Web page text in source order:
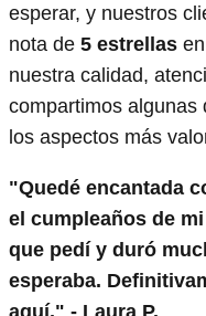
esperar, y nuestros
nota de 5 estrellas
nuestra calidad,
compartimos algunas
los aspectos más
"Quedé encantada
el cumpleaños de
que pedí y duró
esperaba.
aquí." - Laura P.